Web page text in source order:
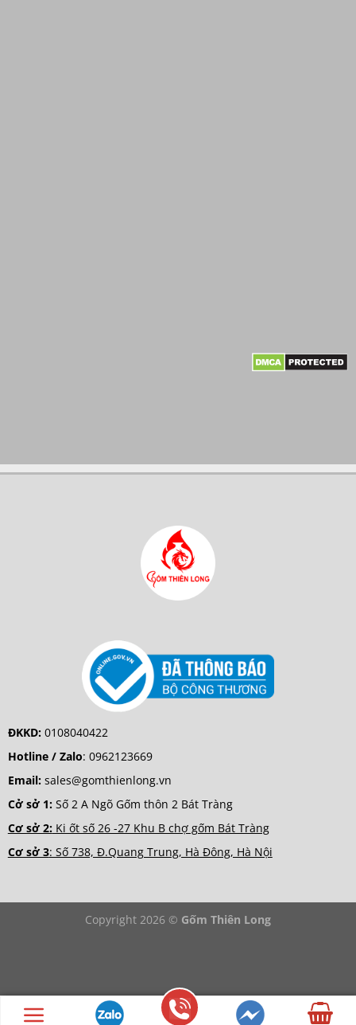
ĐKKD:0108040422
Hotline / Zalo: 0962123669
Email:sales@gomthienlong.vn
Cở sở 1:Số 2 A Ngõ Gốm thôn 2 Bát Tràng
Cơ sở 2:Ki ốt số 26 -27 Khu B chợ gốm Bát Tràng
Cơ sở 3: Số 738, Đ.Quang Trung, Hà Đông, Hà Nội
Copyright 2026 © Gốm Thiên Long